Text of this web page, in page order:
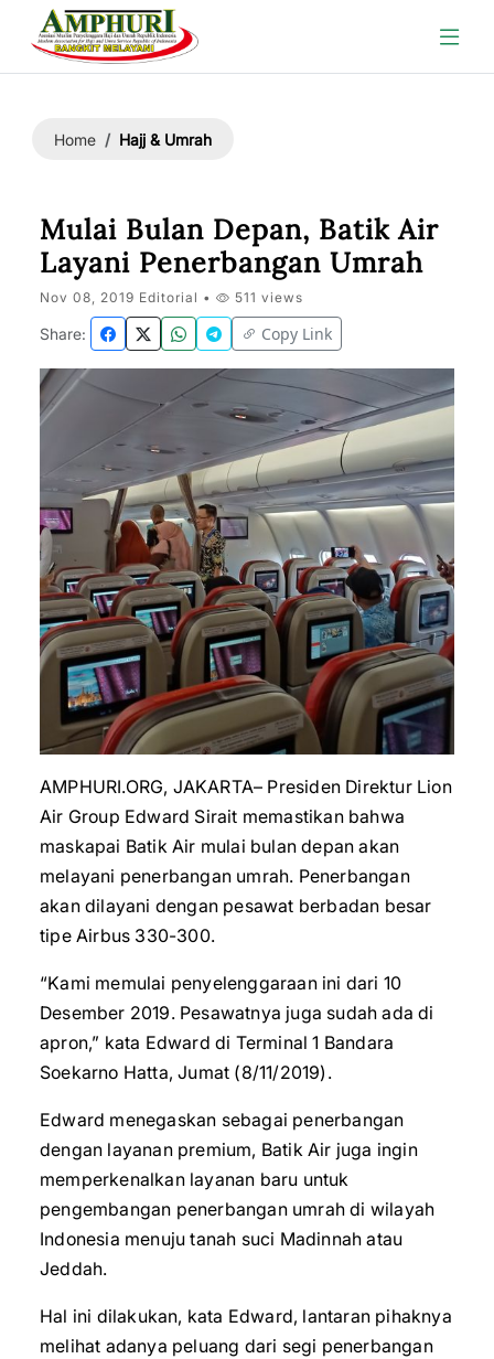
Home Hajj & Umrah
Mulai Bulan Depan, Batik Air
Layani Penerbangan Umrah
Nov 08, 2019 Editorial • 511 views
Share: Copy Link
AMPHURI.ORG, JAKARTA– Presiden Direktur Lion
Air Group Edward Sirait memastikan bahwa
maskapai Batik Air mulai bulan depan akan
melayani penerbangan umrah. Penerbangan
akan dilayani dengan pesawat berbadan besar
tipe Airbus 330-300.
“Kami memulai penyelenggaraan ini dari 10
Desember 2019. Pesawatnya juga sudah ada di
apron,” kata Edward di Terminal 1 Bandara
Soekarno Hatta, Jumat (8/11/2019).
Edward menegaskan sebagai penerbangan
dengan layanan premium, Batik Air juga ingin
memperkenalkan layanan baru untuk
pengembangan penerbangan umrah di wilayah
Indonesia menuju tanah suci Madinnah atau
Jeddah.
Hal ini dilakukan, kata Edward, lantaran pihaknya
melihat adanya peluang dari segi penerbangan